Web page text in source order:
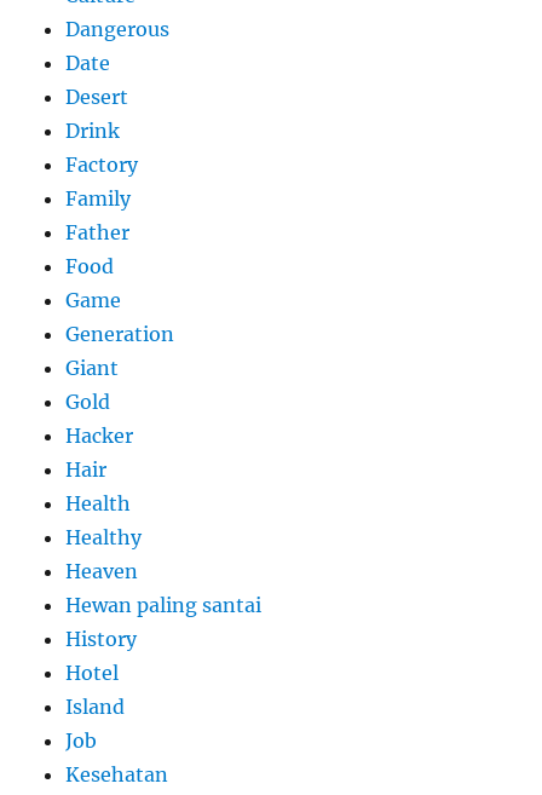
Dangerous
Date
Desert
Drink
Factory
Family
Father
Food
Game
Generation
Giant
Gold
Hacker
Hair
Health
Healthy
Heaven
Hewan paling santai
History
Hotel
Island
Job
Kesehatan